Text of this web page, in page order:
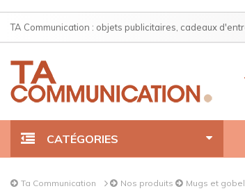
TA Communication : objets publicitaires, cadeaux
CATÉGORIES
Ta Communication Nos produits Mugs et